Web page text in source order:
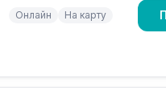
Онлайн На карту